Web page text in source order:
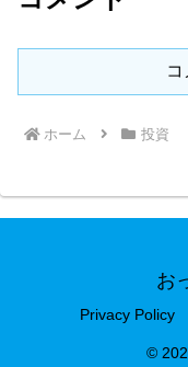
ホーム 投資
お
Privacy Policy
©